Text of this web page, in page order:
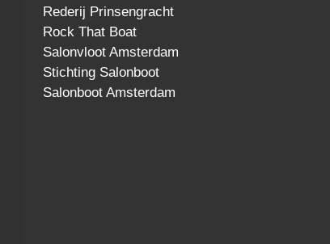
Rederij Prinsengracht
Rock That Boat
Salonvloot Amsterdam
Stichting Salonboot
Salonboot Amsterdam